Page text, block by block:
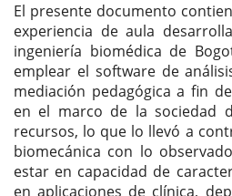
El presente documento
experiencia de aula
ingeniería biomédica de
emplear el software de
mediación pedagógica a fin
en el marco de la sociedad
recursos, lo que lo llevó a
biomecánica con lo
estar en capacidad de
en aplicaciones de clínica,